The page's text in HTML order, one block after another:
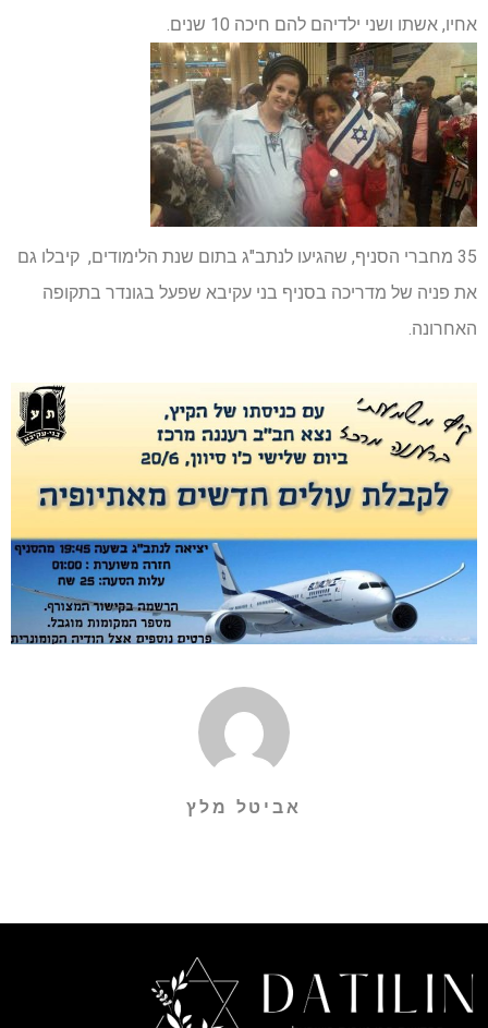
אחיו, אשתו ושני ילדיהם להם חיכה 10 שנים.
35 מחברי הסניף, שהגיעו לנתב"ג בתום שנת הלימודים, קיבלו גם
את פניה של מדריכה בסניף בני עקיבא שפעל בגונדר בתקופה
האחרונה.
אביטל מלץ